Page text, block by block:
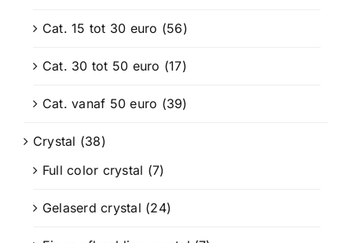
Cat. 15 tot 30 euro (56)
Cat. 30 tot 50 euro (17)
Cat. vanaf 50 euro (39)
Crystal (38)
Full color crystal (7)
Gelaserd crystal (24)